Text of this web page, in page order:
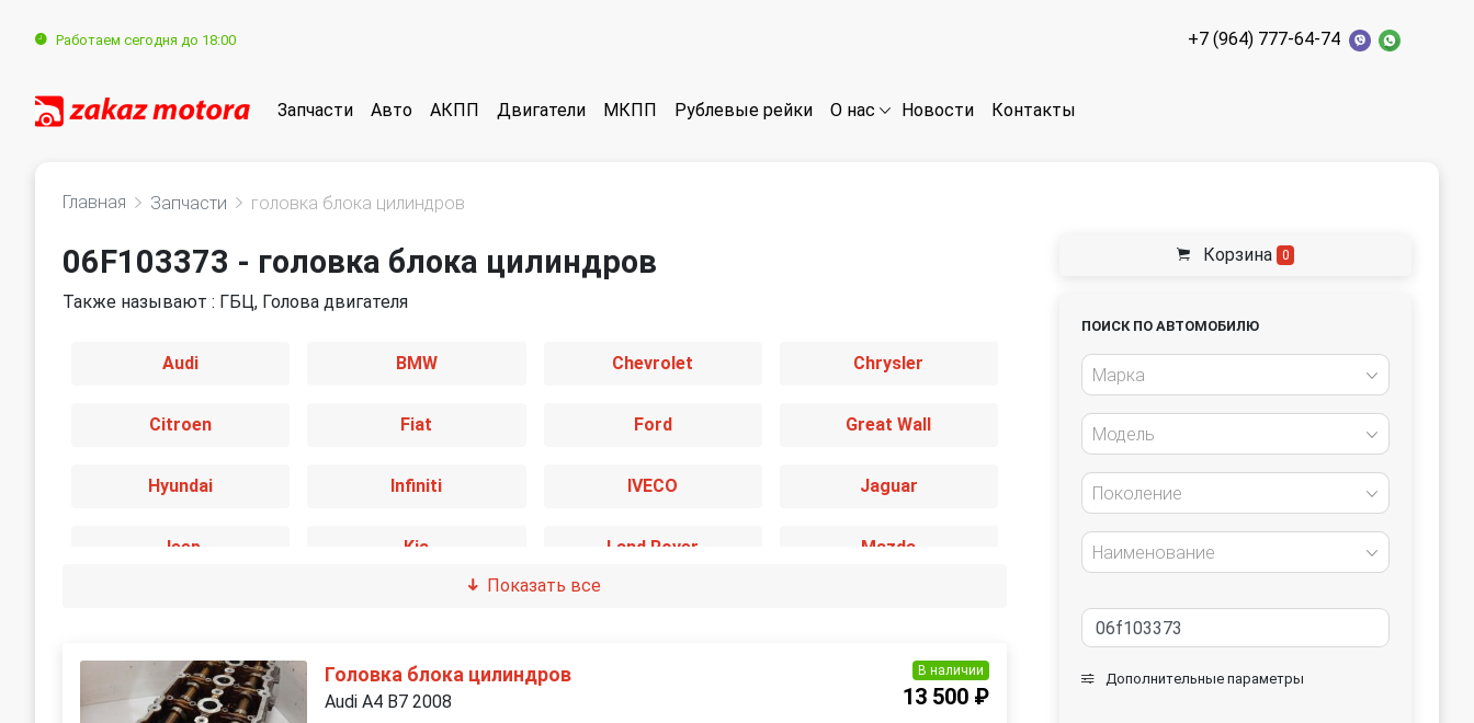
Работаем сегодня до 18:00 +7 (964) 777-64-74
Запчасти Авто АКПП Двигатели МКПП Рублевые рейки О нас Новости Контакты
Главная Запчасти головка блока цилиндров
06F103373 - головка блока цилиндров
Также называют : ГБЦ, Голова двигателя
Audi BMW Chevrolet Chrysler
Citroen Fiat Ford Great Wall
Hyundai Infiniti IVECO Jaguar
Jeep Kia Land Rover Mazda
Opel Peugeot Renault
Показать все
Головка блока цилиндров
Audi A4 B7 2008
В наличии
13 500 ₽
Корзина 0
ПОИСК ПО АВТОМОБИЛЮ
Марка
Модель
Поколение
Наименование
Дополнительные параметры